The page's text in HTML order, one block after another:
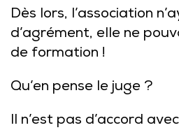
Dès lors, l’association
d’agrément, elle ne
de formation !
Qu’en pense le juge ?
Il n’est pas d’accord